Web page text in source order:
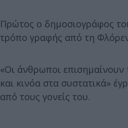
Πρώτος ο δημοσιογράφος
τρόπο γραφής από τη
«Οι άνθρωποι επισημαίνουν
και κινόα στα συστατικά»
από τους γονείς του.